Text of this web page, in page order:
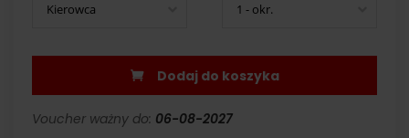
Kierowca 1 - okr.
Dodaj do koszyka
Voucher ważny do: 06-08-2027